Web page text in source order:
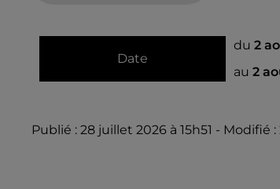
Date
du2
au2
Publié : 28 juillet 2026 à 15h51 - Modifié